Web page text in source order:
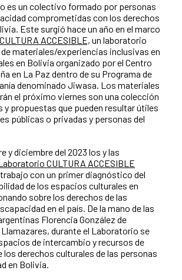
es un colectivo formado por personas
comprometidas con los derechos
Este surgió hace un año en el marco
ACCESIBLE, un laboratorio
materiales/experiencias inclusivas en
en Bolivia organizado por el Centro
en La Paz dentro de su Programa de
denominado Jiwasa. Los materiales
el próximo viernes son una colección
y propuestas que pueden resultar útiles
públicas o privadas y personas del
y diciembre del 2023 los y las
CULTURA ACCESIBLE
con un primer diagnóstico del
de los espacios culturales en
sobre los derechos de las
en el país. De la mano de las
Florencia González de
durante el Laboratorio se
de intercambio y recursos de
derechos culturales de las personas
en Bolivia.